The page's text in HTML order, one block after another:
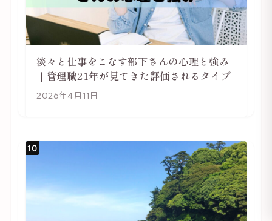
淡々と仕事をこなす部下さんの心理と強み
｜管理職21年が見てきた評価されるタイプ
2026年4月11日
10